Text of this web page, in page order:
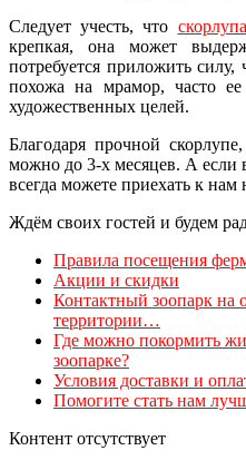
Следует учесть, что
крепкая, она может
потребуется приложить
похожа на мрамор, часто ее
художественных целей.
Благодаря прочной
можно до 3-х месяцев. А если
всегда можете приехать к
Ждём своих гостей и будем
Правила посещения
Акции и скидки
Контактный зоопарк на
территории…
Где можно покормить
зоопарке?
Условия доставки и
Помогите стать нам
Контент отсутствует